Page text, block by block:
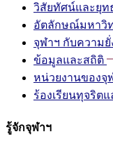
วิสัยทัศน์และยุท
อัตลักษณ์มหาวิ
จุฬาฯ กับความยั่
ข้อมูลและสถิติ
หน่วยงานของจุ
ร้องเรียนทุจริต
รู้จักจุฬาฯ